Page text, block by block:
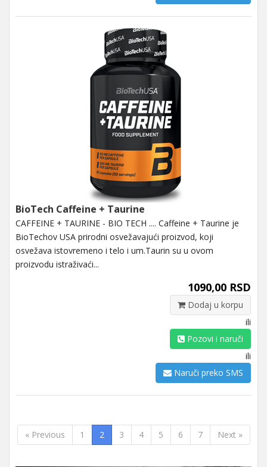
BioTech Caffeine + Taurine
CAFFEINE + TAURINE - BIO TECH .... Caffeine + Taurine je
BioTechov USA prirodni osvežavajući proizvod, koji
osvežava istovremeno i telo i um.Taurin su u ovom
proizvodu istraživaći...
1090,00 RSD
Dodaj u korpu
ili
Pozovi i naruči
ili
Naruči preko SMS
« Previous 1 2 3 4 5 6 7 Next »